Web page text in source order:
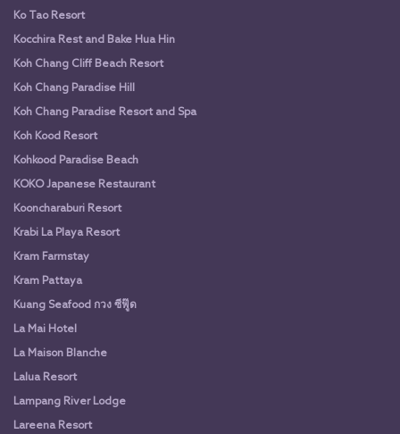
Ko Tao Resort
Kocchira Rest and Bake Hua Hin
Koh Chang Cliff Beach Resort
Koh Chang Paradise Hill
Koh Chang Paradise Resort and Spa
Koh Kood Resort
Kohkood Paradise Beach
KOKO Japanese Restaurant
Kooncharaburi Resort
Krabi La Playa Resort
Kram Farmstay
Kram Pattaya
Kuang Seafood กวง ซีฟู๊ด
La Mai Hotel
La Maison Blanche
Lalua Resort
Lampang River Lodge
Lareena Resort